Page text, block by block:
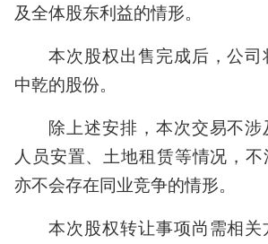
及全体股东利益的情形。
本次股权出售完成后，公
中乾的股份。
除上述安排，本次交易不涉
人员安置、土地租赁等情况，不
亦不会存在同业竞争的情形。
本次股权转让事项尚需相